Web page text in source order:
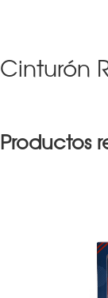
Cinturón
Productos